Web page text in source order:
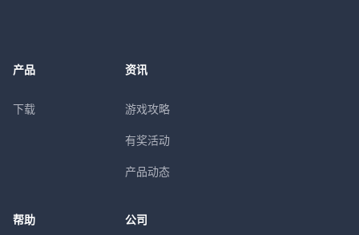
产品
下载
资讯
游戏攻略
有奖活动
产品动态
帮助 公司